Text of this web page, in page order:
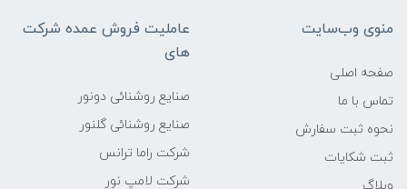
منوی وب‌سایت
صفحه اصلی
تماس با ما
نحوه ثبت سفارش
ثبت شکایات
عاملیت فروش عمده شرکت
های
صنایع روشنائی دونور
صنایع روشنائی گلنور
شرکت راما ترانس
شرکت لامپ نور